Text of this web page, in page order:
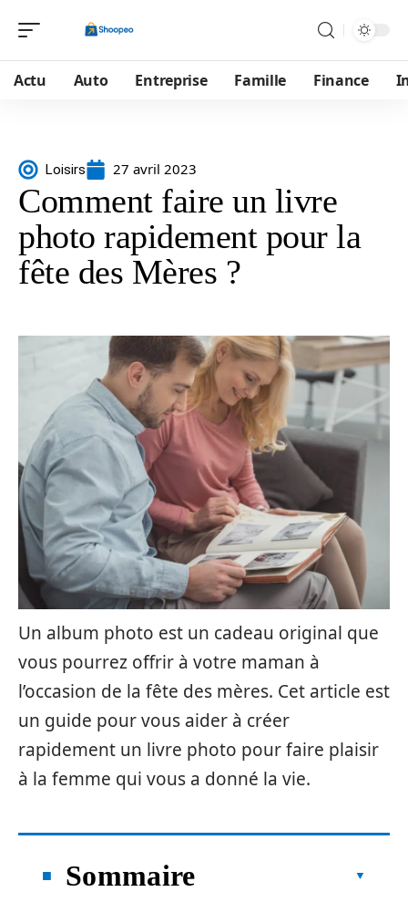
Actu Auto Entreprise Famille Finance
Loisirs 27 avril 2023
Comment faire un livre
photo rapidement pour la
fête des Mères ?
Un album photo est un cadeau original que
vous pourrez offrir à votre maman à
l’occasion de la fête des mères. Cet article est
un guide pour vous aider à créer
rapidement un livre photo pour faire plaisir
à la femme qui vous a donné la vie.
Sommaire